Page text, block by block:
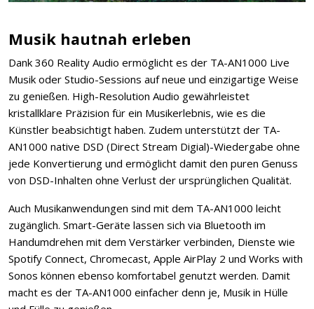
Musik hautnah erleben
Dank 360 Reality Audio ermöglicht es der TA-AN1000 Live
Musik oder Studio-Sessions auf neue und einzigartige Weise
zu genießen. High-Resolution Audio gewährleistet
kristallklare Präzision für ein Musikerlebnis, wie es die
Künstler beabsichtigt haben. Zudem unterstützt der TA-
AN1000 native DSD (Direct Stream Digial)-Wiedergabe ohne
jede Konvertierung und ermöglicht damit den puren Genuss
von DSD-Inhalten ohne Verlust der ursprünglichen Qualität.
Auch Musikanwendungen sind mit dem TA-AN1000 leicht
zugänglich. Smart-Geräte lassen sich via Bluetooth im
Handumdrehen mit dem Verstärker verbinden, Dienste wie
Spotify Connect, Chromecast, Apple AirPlay 2 und Works with
Sonos können ebenso komfortabel genutzt werden. Damit
macht es der TA-AN1000 einfacher denn je, Musik in Hülle